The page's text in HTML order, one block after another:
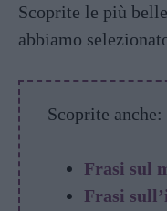
Scoprite le più belle
abbiamo
Scoprite anche:
Frasi sul
Frasi